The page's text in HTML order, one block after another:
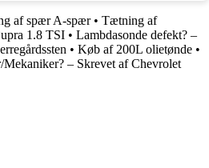
af spær A-spær• Tætning af
1.8 TSI • Lambdasonde defekt? –
• Køb af 200L olietønde •
– Skrevet af Chevrolet